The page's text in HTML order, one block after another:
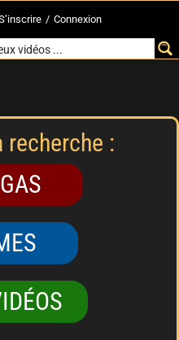
/ Connexion
recherche :